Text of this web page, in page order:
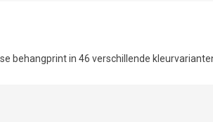
behangprint in 46 verschillende